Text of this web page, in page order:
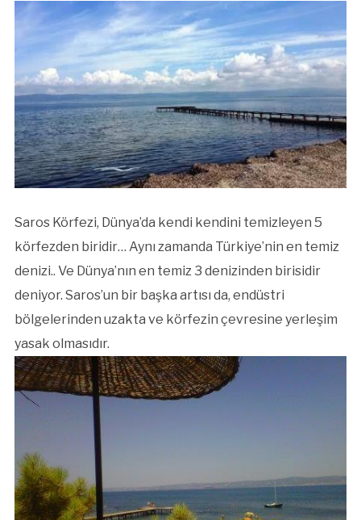
Saros Körfezi, Dünya’da kendi kendini temizleyen 5
körfezden biridir… Aynı zamanda Türkiye’nin en temiz
denizi.. Ve Dünya’nın en temiz 3 denizinden birisidir
deniyor. Saros’un bir başka artısı da, endüstri
bölgelerinden uzakta ve körfezin çevresine yerleşim
yasak olmasıdır.